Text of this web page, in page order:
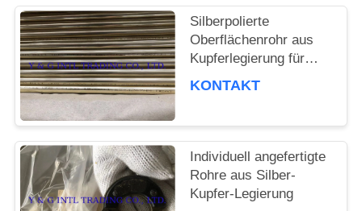
Silberpolierte
Oberflächenrohr aus
Kupferlegierung für
Möbeldekoration
KONTAKT
Individuell angefertigte
Rohre aus Silber-
Kupfer-Legierung